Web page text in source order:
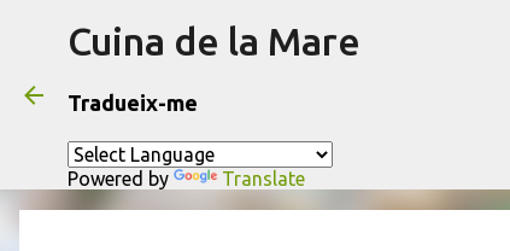
Cuina de la Mare
Tradueix-me
Powered by Translate